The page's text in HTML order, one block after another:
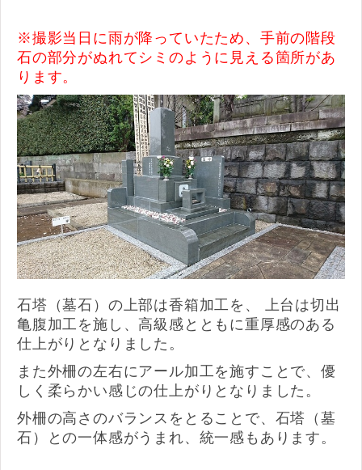
※撮影当日に雨が降っていたため、手前の階段
石の部分がぬれてシミのように見える箇所があ
ります。
石塔（墓石）の上部は香箱加工を、 上台は切出
亀腹加工を施し、高級感とともに重厚感のある
仕上がりとなりました。
また外柵の左右にアール加工を施すことで、優
しく柔らかい感じの仕上がりとなりました。
外柵の高さのバランスをとることで、石塔（墓
石）との一体感がうまれ、統一感もあります。